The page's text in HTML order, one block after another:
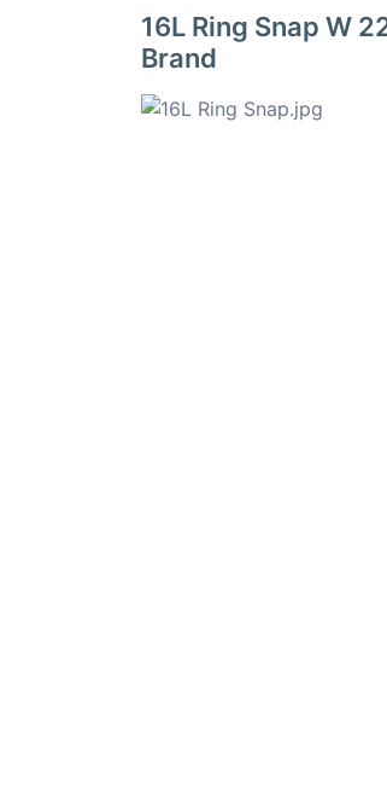
2026-01-01
16L Ring Snap W
Brand